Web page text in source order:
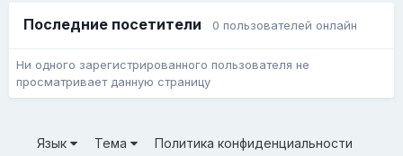
Последние посетители 0 пользователей онлайн
Ни одного зарегистрированного пользователя не
просматривает данную страницу
Язык Тема
Политика конфиденциальности